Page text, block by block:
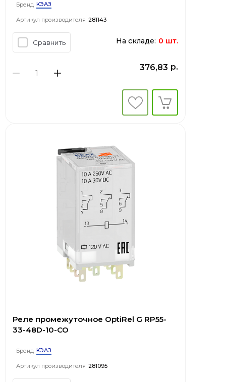
Бренд КЭАЗ
Артикул производителя 281143
Сравнить На складе: 0 шт.
376,83 р.
Реле промежуточное OptiRel G RP55-
33-48D-10-CO
Бренд КЭАЗ
Артикул производителя 281095